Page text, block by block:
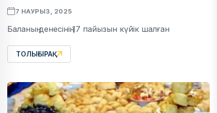
7 НАУРЫЗ, 2025
Баланың денесінің 17 пайызын күйік шалған
ТОЛЫҒЫРАҚ